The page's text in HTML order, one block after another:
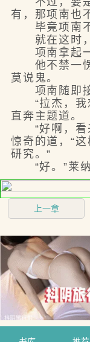
有，那项南也
毕竟项南不
就在这时，
项南拿起一
他不禁一愣
莫说鬼。
项南随即接
“拉杰，我
直奔主题道。
“好啊，看来
惊奇的道，“
研究。”
“好。”莱纳
上一章